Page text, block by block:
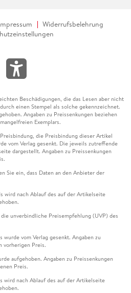
Widerrufsbelehrung
Beschädigungen, die das Lesen aber nicht
einen Stempel als solche gekennzeichnet.
Angaben zu Preissenkungen beziehen
Exemplars.
die Preisbindung dieser Artikel
vom Verlag gesenkt. Die jeweils zutreffende
dargestellt. Angaben zu Preissenkungen
Sie ein, dass Daten an den Anbieter der
wird nach Ablauf des auf der Artikelseite
unverbindliche Preisempfehlung (UVP) des
vom Verlag gesenkt. Angaben zu
vorherigen Preis.
aufgehoben. Angaben zu Preissenkungen
Preis.
wird nach Ablauf des auf der Artikelseite